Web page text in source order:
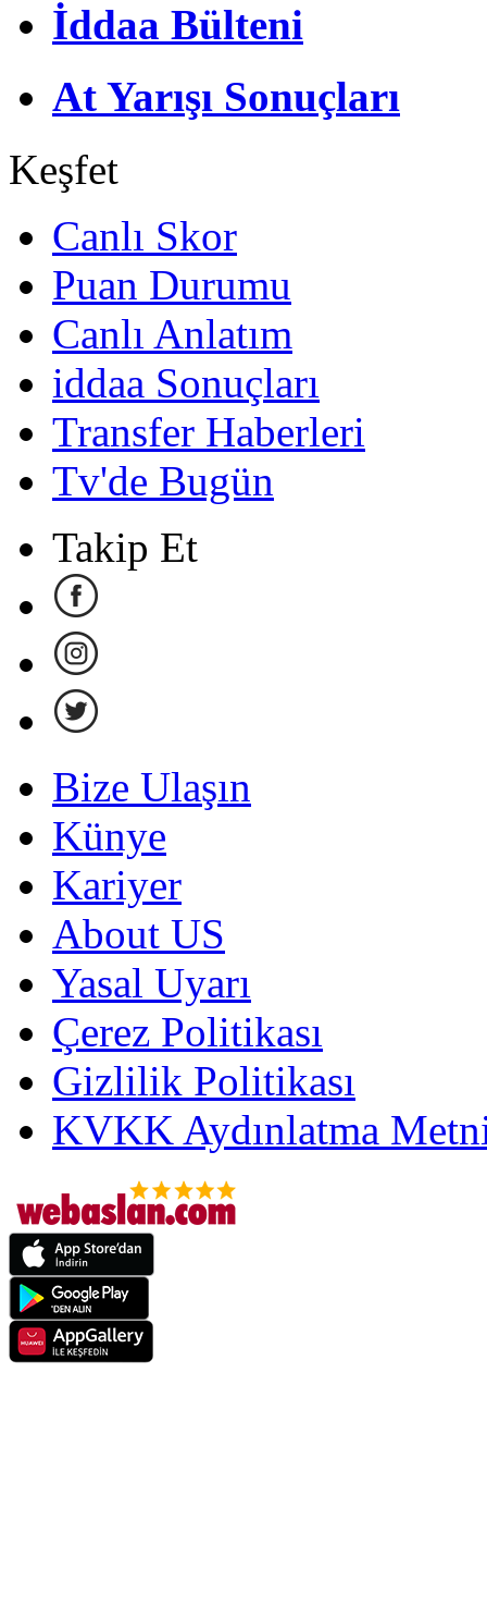
İddaa Bülteni
At Yarışı Sonuçları
Keşfet
Canlı Skor
Puan Durumu
Canlı Anlatım
iddaa Sonuçları
Transfer Haberleri
Tv'de Bugün
Takip Et
Bize Ulaşın
Künye
Kariyer
About US
Yasal Uyarı
Çerez Politikası
Gizlilik Politikası
KVKK Aydınlatma